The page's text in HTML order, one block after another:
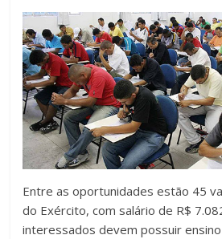
Entre as oportunidades estão 45
do Exército, com salário de R$
interessados devem possuir